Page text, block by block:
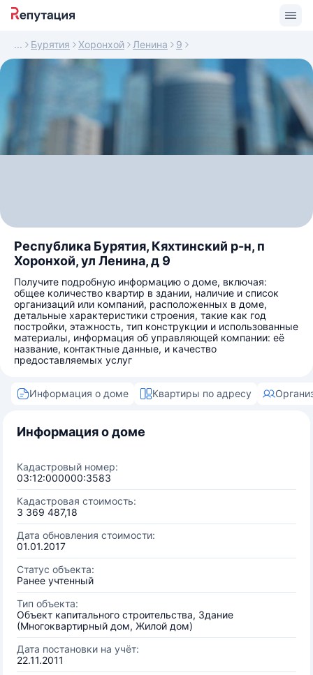
Бурятия Хоронхой Ленина 9
Республика Бурятия, Кяхтинский р-н, п
Хоронхой, ул Ленина, д 9
Получите подробную информацию о доме, включая:
общее количество квартир в здании, наличие и список
организаций или компаний, расположенных в доме,
детальные характеристики строения, такие как год
постройки, этажность, тип конструкции и использованные
материалы, информация об управляющей компании: её
название, контактные данные, и качество
предоставляемых услуг
Информация о доме Квартиры по адресу
Информация о доме
Кадастровый номер:
03:12:000000:3583
Кадастровая стоимость:
3 369 487,18
Дата обновления стоимости:
01.01.2017
Статус объекта:
Ранее учтенный
Тип объекта:
Объект капитального строительства, Здание
(Многоквартирный дом, Жилой дом)
Дата постановки на учёт:
22.11.2011